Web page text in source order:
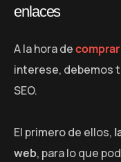
enlaces
A la hora de
interese, debemos
SEO.
El primero de ellos,
web, para lo que